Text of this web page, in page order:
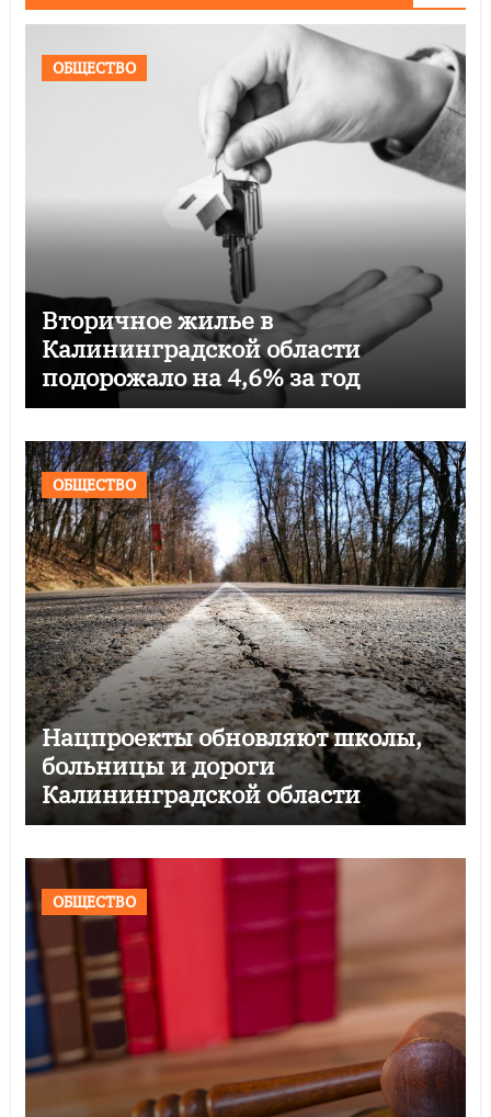
ОБЩЕСТВО
Вторичное жилье в
Калининградской области
подорожало на 4,6% за год
ОБЩЕСТВО
Нацпроекты обновляют школы,
больницы и дороги
Калининградской области
ОБЩЕСТВО